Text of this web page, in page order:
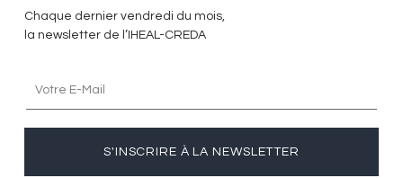
Chaque dernier vendredi du mois,
la newsletter de l’IHEAL-CREDA
S'INSCRIRE À LA NEWSLETTER